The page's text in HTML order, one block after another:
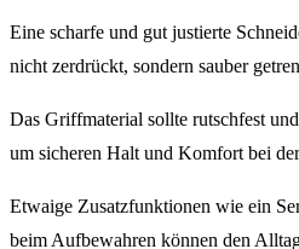
Eine scharfe und gut justierte
nicht zerdrückt, sondern sauber
Das Griffmaterial sollte rutschfest
um sicheren Halt und Komfort bei
Etwaige Zusatzfunktionen wie ein
beim Aufbewahren können den